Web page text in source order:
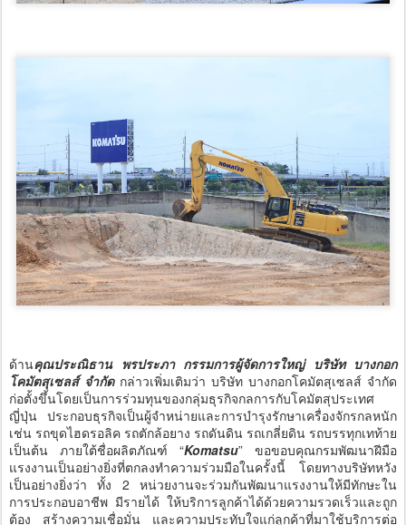
ด้านคุณประณิธาน พรประภา กรรมการผู้จัดการใหญ่ บริษัท บางกอก
โคมัตสุเซลส์ จำกัด กล่าวเพิ่มเติมว่า บริษัท บางกอกโคมัตสุเซลส์ จำกัด
ก่อตั้งขึ้นโดยเป็นการร่วมทุนของกลุ่มธุรกิจกลการกับโคมัตสุประเทศ
ญี่ปุ่น ประกอบธุรกิจเป็นผู้จำหน่ายและการบำรุงรักษาเครื่องจักรกลหนัก
เช่น รถขุดไฮดรอลิค รถตักล้อยาง รถดันดิน รถเกลี่ยดิน รถบรรทุกเทท้าย
เป็นต้น ภายใต้ชื่อผลิตภัณฑ์ “Komatsu” ขอขอบคุณกรมพัฒนาฝีมือ
แรงงานเป็นอย่างยิ่งที่ตกลงทำความร่วมมือในครั้งนี้ โดยทางบริษัทหวัง
เป็นอย่างยิ่งว่า ทั้ง 2 หน่วยงานจะร่วมกันพัฒนาแรงงานให้มีทักษะใน
การประกอบอาชีพ มีรายได้ ให้บริการลูกค้าได้ด้วยความรวดเร็วและถูก
ต้อง สร้างความเชื่อมั่น และความประทับใจแก่ลูกค้าที่มาใช้บริการต่อ